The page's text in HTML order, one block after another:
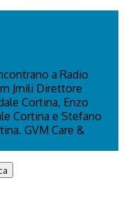
a Radio
Jmili Direttore
Cortina, Enzo
Cortina e Stefano
GVM Care &